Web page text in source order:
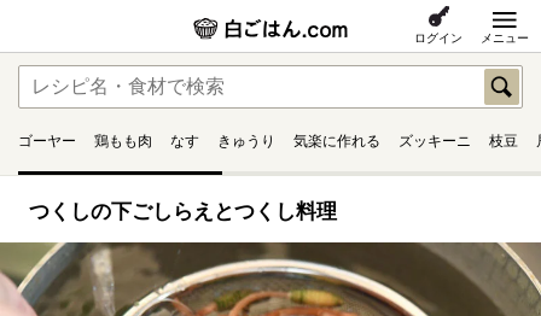
ログイン メニュー
ゴーヤー 鶏もも肉 なす きゅうり 気楽に作れる ズッキーニ 枝豆
つくしの下ごしらえとつくし料理